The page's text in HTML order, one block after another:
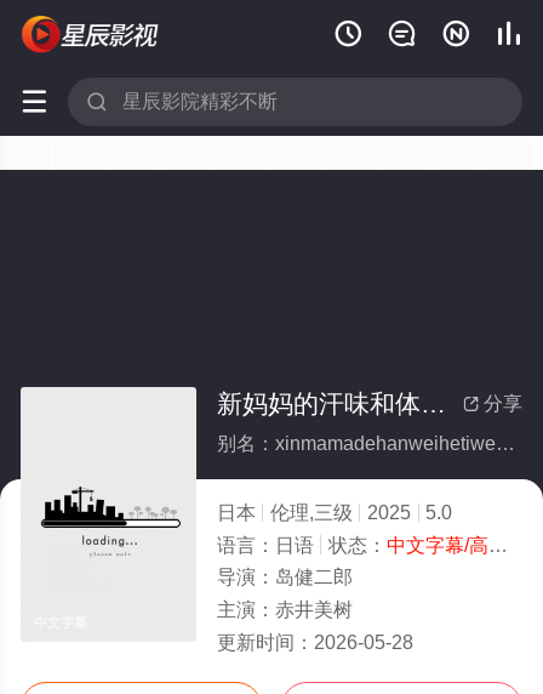
   
 
 分享
新妈妈的汗味和体味太喜欢了
别名：xinmamadehanweihetiweitaixihuanliao
日本 伦理,三级 2025
5.0
语言： 日语 状态： 中文字幕/高清
导演： 岛健二郎
主演： 赤井美树
更新时间： 2026-05-28